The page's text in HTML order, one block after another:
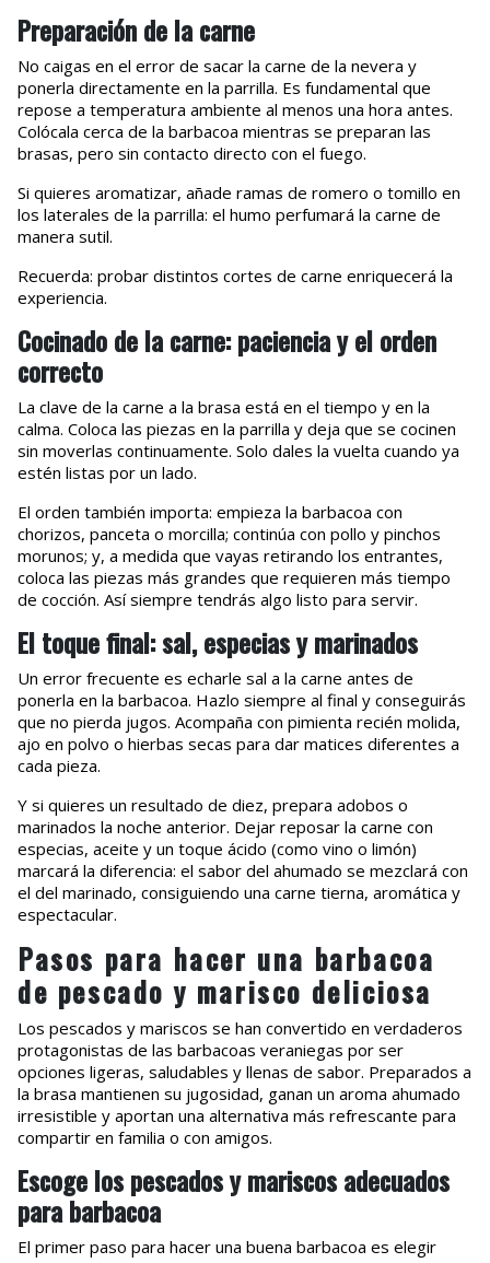
Preparación de la carne
No caigas en el error de sacar la carne de la nevera y
ponerla directamente en la parrilla. Es fundamental que
repose a temperatura ambiente al menos una hora antes.
Colócala cerca de la barbacoa mientras se preparan las
brasas, pero sin contacto directo con el fuego.
Si quieres aromatizar, añade ramas de romero o tomillo en
los laterales de la parrilla: el humo perfumará la carne de
manera sutil.
Recuerda: probar distintos cortes de carne enriquecerá la
experiencia.
Cocinado de la carne: paciencia y el orden
correcto
La clave de la carne a la brasa está en el tiempo y en la
calma. Coloca las piezas en la parrilla y deja que se cocinen
sin moverlas continuamente. Solo dales la vuelta cuando ya
estén listas por un lado.
El orden también importa: empieza la barbacoa con
chorizos, panceta o morcilla; continúa con pollo y pinchos
morunos; y, a medida que vayas retirando los entrantes,
coloca las piezas más grandes que requieren más tiempo
de cocción. Así siempre tendrás algo listo para servir.
El toque final: sal, especias y marinados
Un error frecuente es echarle sal a la carne antes de
ponerla en la barbacoa. Hazlo siempre al final y conseguirás
que no pierda jugos. Acompaña con pimienta recién molida,
ajo en polvo o hierbas secas para dar matices diferentes a
cada pieza.
Y si quieres un resultado de diez, prepara adobos o
marinados la noche anterior. Dejar reposar la carne con
especias, aceite y un toque ácido (como vino o limón)
marcará la diferencia: el sabor del ahumado se mezclará con
el del marinado, consiguiendo una carne tierna, aromática y
espectacular.
Pasos para hacer una barbacoa
de pescado y marisco deliciosa
Los pescados y mariscos se han convertido en verdaderos
protagonistas de las barbacoas veraniegas por ser
opciones ligeras, saludables y llenas de sabor. Preparados a
la brasa mantienen su jugosidad, ganan un aroma ahumado
irresistible y aportan una alternativa más refrescante para
compartir en familia o con amigos.
Escoge los pescados y mariscos adecuados
para barbacoa
El primer paso para hacer una buena barbacoa es elegir